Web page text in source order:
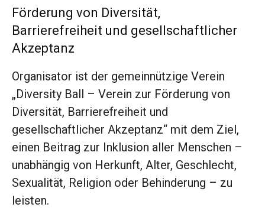
Förderung von Diversität,
Barrierefreiheit und gesellschaftlicher
Akzeptanz
Organisator ist der gemeinnützige Verein
„Diversity Ball – Verein zur Förderung von
Diversität, Barrierefreiheit und
gesellschaftlicher Akzeptanz“ mit dem Ziel,
einen Beitrag zur Inklusion aller Menschen –
unabhängig von Herkunft, Alter, Geschlecht,
Sexualität, Religion oder Behinderung – zu
leisten.